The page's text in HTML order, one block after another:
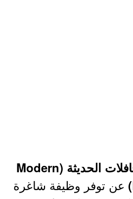
شركة الحافلات الحديثة (Modern
عن توفر وظيفة شاغرة